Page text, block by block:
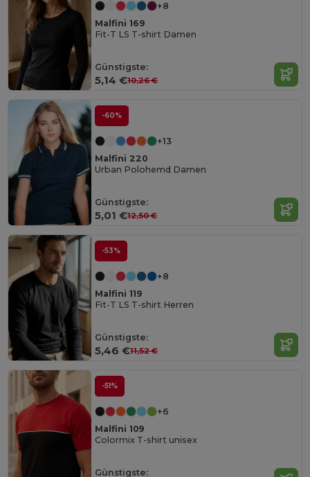
+8
Malfini 169
Fit-T LS T-shirt Damen
Günstigste:
5,14 €10,26 €
-60%
+13
Malfini 220
Urban Polohemd Damen
Günstigste:
5,01 €12,50 €
-53%
+8
Malfini 119
Fit-T LS T-shirt Herren
Günstigste:
5,46 €11,52 €
-51%
+6
Malfini 109
Colormix T-shirt unisex
Günstigste: